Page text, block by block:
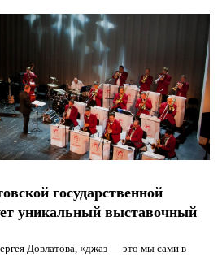
государственной
уникальный выставочный
Довлатова, «джаз — это мы сами в